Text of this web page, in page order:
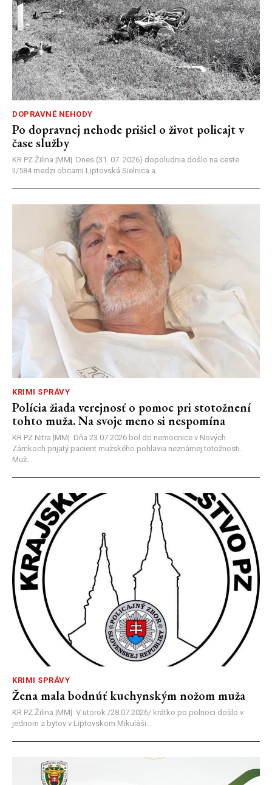
DOPRAVNÉ NEHODY
Po dopravnej nehode prišiel o život policajt v
čase služby
KR PZ Žilina |MM| Dnes (31. 07. 2026) dopoludnia došlo na ceste
II/584 medzi obcami Liptovská Sielnica a...
KRIMI SPRÁVY
Polícia žiada verejnosť o pomoc pri stotožnení
tohto muža. Na svoje meno si nespomína
KR PZ Nitra |MM| Dňa 23.07.2026 bol do nemocnice v Nových
Zámkoch prijatý pacient mužského pohlavia neznámej totožnosti.
Muž...
KRIMI SPRÁVY
Žena mala bodnúť kuchynským nožom muža
KR PZ Žilina |MM| V utorok /28.07.2026/ krátko po polnoci došlo v
jednom z bytov v Liptovskom Mikuláši...